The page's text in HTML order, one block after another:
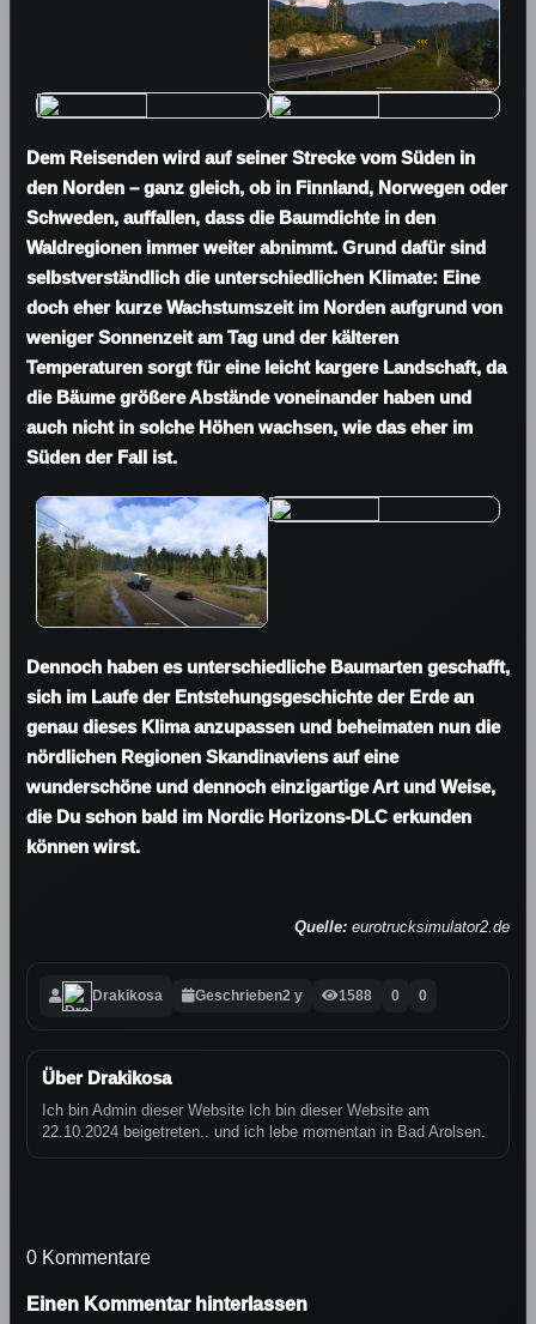
Dem Reisenden wird auf seiner Strecke vom Süden in
den Norden – ganz gleich, ob in Finnland, Norwegen oder
Schweden, auffallen, dass die Baumdichte in den
Waldregionen immer weiter abnimmt. Grund dafür sind
selbstverständlich die unterschiedlichen Klimate: Eine
doch eher kurze Wachstumszeit im Norden aufgrund von
weniger Sonnenzeit am Tag und der kälteren
Temperaturen sorgt für eine leicht kargere Landschaft, da
die Bäume größere Abstände voneinander haben und
auch nicht in solche Höhen wachsen, wie das eher im
Süden der Fall ist.
Dennoch haben es unterschiedliche Baumarten geschafft,
sich im Laufe der Entstehungsgeschichte der Erde an
genau dieses Klima anzupassen und beheimaten nun die
nördlichen Regionen Skandinaviens auf eine
wunderschöne und dennoch einzigartige Art und Weise,
die Du schon bald im Nordic Horizons-DLC erkunden
können wirst.
Quelle: eurotrucksimulator2.de
Drakikosa Geschrieben2 y 1588 0 0
Über Drakikosa
Ich bin Admin dieser Website Ich bin dieser Website am
22.10.2024 beigetreten.. und ich lebe momentan in Bad Arolsen.
0 Kommentare
Einen Kommentar hinterlassen